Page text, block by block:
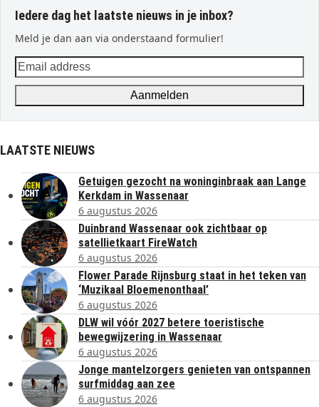
Iedere dag het laatste nieuws in je inbox?
Meld je dan aan via onderstaand formulier!
Email
address
Aanmelden
LAATSTE NIEUWS
Getuigen gezocht na woninginbraak aan Lange
Kerkdam in Wassenaar
6 augustus 2026
Duinbrand Wassenaar ook zichtbaar op
satellietkaart FireWatch
6 augustus 2026
Flower Parade Rijnsburg staat in het teken van
‘Muzikaal Bloemenonthaal’
6 augustus 2026
DLW wil vóór 2027 betere toeristische
bewegwijzering in Wassenaar
6 augustus 2026
Jonge mantelzorgers genieten van ontspannen
surfmiddag aan zee
6 augustus 2026